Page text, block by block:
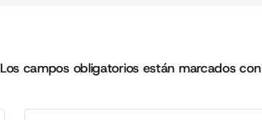
Los campos obligatorios están marcados con